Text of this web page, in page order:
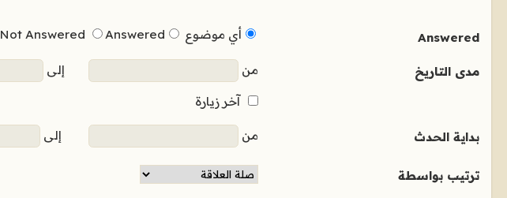
Answered أي موضوع Not Answered Answered
مدى التاريخ من إلى
آخر زيارة
بداية الحدث من إلى
ترتيب بواسطة